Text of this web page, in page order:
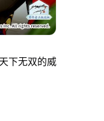
下无双的威